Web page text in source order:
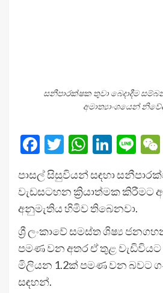
සනීපාරක්ෂක තුවා බෙදාදීම
අමාත්‍යාංශයෙන්
Facebook
Twitter Line
පාසල් සිසුවියන් සඳහා
වැඩසටහන ක්‍රියාත්මක කිරීමට
අනුමැතිය හිමිව තිබෙනවා.
ශ්‍රී ලංකාවේ සමස්ත ශිෂ්‍ය
පමණ වන අතර ඒ තුළ වැඩිවියට
මිලියන 1.2ක් පමණ වන බවට
සඳහන්.